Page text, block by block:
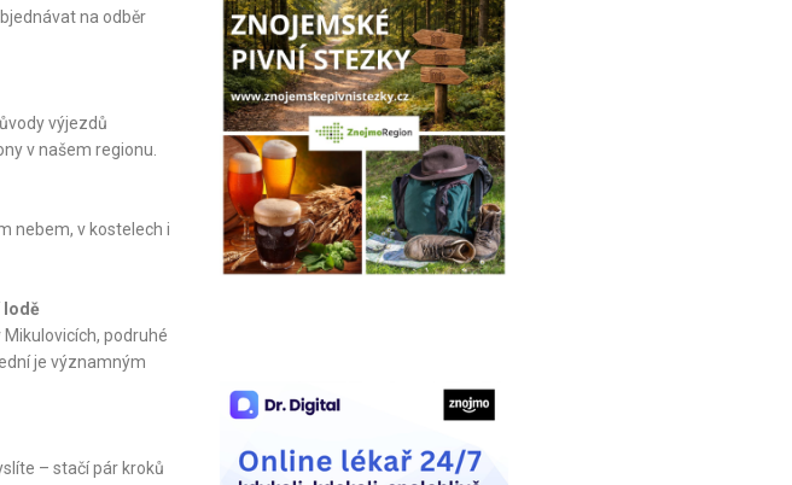
na odběr
výjezdů
v našem regionu.
nebem, v kostelech i
lodě
podruhé
je významným
– stačí pár kroků